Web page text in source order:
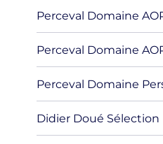
Perceval Domaine
Perceval Domaine
Perceval Domaine
Didier Doué Sélection